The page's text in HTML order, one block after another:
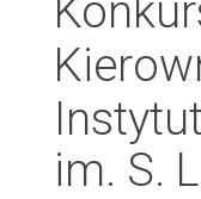
im. S.